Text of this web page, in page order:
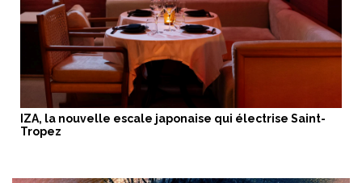
IZA, la nouvelle escale japonaise qui électrise Saint-
Tropez